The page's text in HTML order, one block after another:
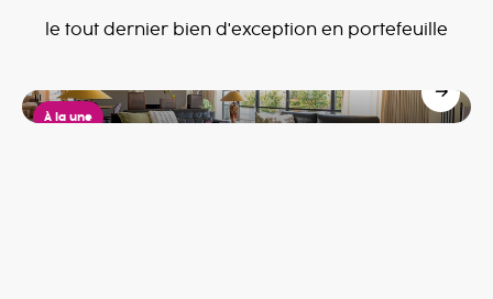
le tout dernier bien d'exception en portefeuille
À la une
Penthouse